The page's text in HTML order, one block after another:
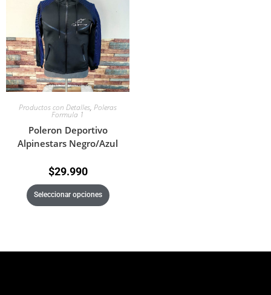
Productos con Detalles, Poleras
Formula 1
Poleron Deportivo
Alpinestars Negro/Azul
$29.990
Seleccionar opciones